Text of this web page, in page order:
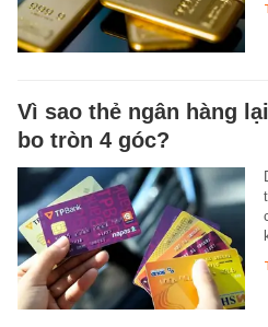
Vì sao thẻ ngân hàng
bo tròn 4 góc?